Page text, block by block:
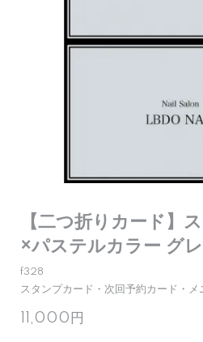
【二つ折りカード】
×パステルカラー グ
f328
スタンプカード・次回予約カード・メ
11,000円